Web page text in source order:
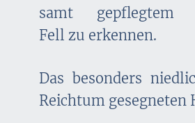
samt gepflegtem
Fell zu erkennen.
Das besonders
Reichtum gesegneten